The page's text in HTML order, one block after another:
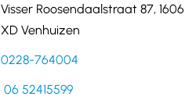
Visser Roosendaalstraat 87, 1606
XD Venhuizen
0228-764004
06 52415599